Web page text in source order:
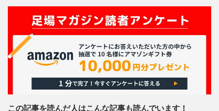
この記事を読んだ人はこんな記事も読んでいます！